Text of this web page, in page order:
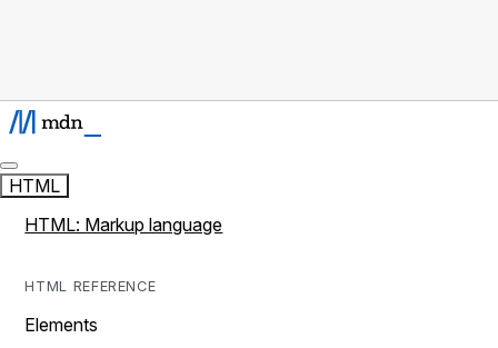
HTML
HTML: Markup language
HTML REFERENCE
Elements